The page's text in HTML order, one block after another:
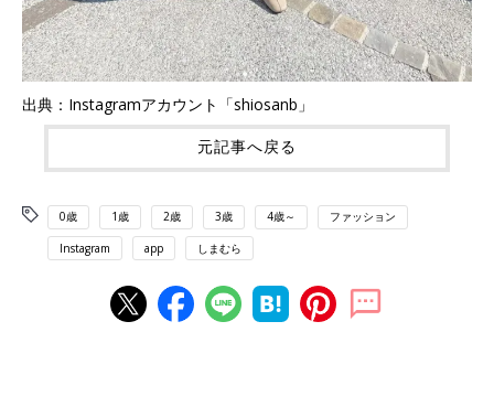
出典：Instagramアカウント「shiosanb」
元記事へ戻る
0歳 1歳 2歳 3歳 4歳～ ファッション
Instagram app しまむら